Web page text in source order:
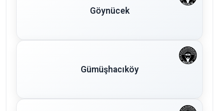
Göynücek
Gümüşhacıköy